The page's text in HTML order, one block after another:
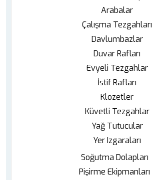
Arabalar
Çalışma Tezgahları
Davlumbazlar
Duvar Rafları
Evyeli Tezgahlar
İstif Rafları
Klozetler
Küvetli Tezgahlar
Yağ Tutucular
Yer Izgaraları
Soğutma Dolapları
Pişirme Ekipmanları